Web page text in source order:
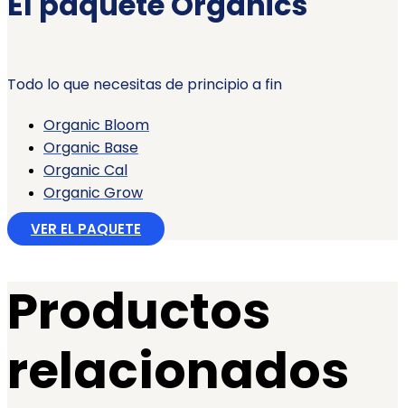
Todo lo que necesitas de principio a fin
Organic Bloom
Organic Base
Organic Cal
Organic Grow
VER EL PAQUETE
Productos
relacionados